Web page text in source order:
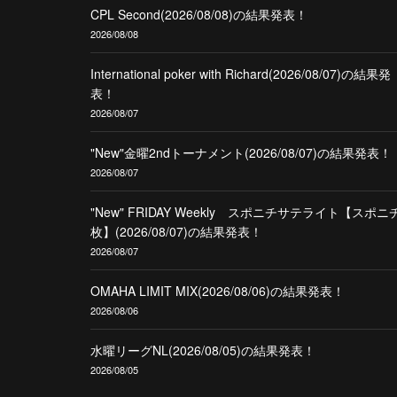
CPL Second(2026/08/08)の結果発表！
2026/08/08
International poker with Richard(2026/08/07)の結果発
表！
2026/08/07
"New"金曜2ndトーナメント(2026/08/07)の結果発表！
2026/08/07
"New" FRIDAY Weekly スポニチサテライト【スポニ
枚】(2026/08/07)の結果発表！
2026/08/07
OMAHA LIMIT MIX(2026/08/06)の結果発表！
2026/08/06
水曜リーグNL(2026/08/05)の結果発表！
2026/08/05